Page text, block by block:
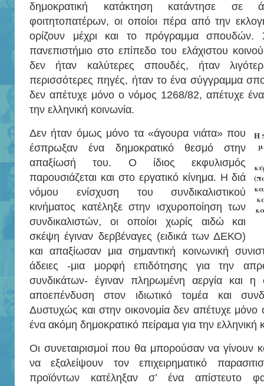
δημοκρατική κατάκτηση κατάντησε σε
φοιτητοπατέρων, οι οποίοι πέρα από την
ορίζουν μέχρι και το πρόγραμμα σπουδών.
πανεπιστήμιο στο επίπεδο του ελάχιστου
δεν ήταν καλύτερες σπουδές, ήταν
περισσότερες πηγές, ήταν το ένα σύγγραμμα
δεν απέτυχε μόνο ο νόμος 1268/82, απέτυχε ένα
την ελληνική κοινωνία.
Η
Δεν ήταν όμως μόνο τα «άγουρα νιάτα» που
έσπρωξαν ένα δημοκρατικό θεσμό στην
απαξίωσή του. Ο ίδιος εκφυλισμός
παρουσιάζεται και στο εργατικό κίνημα. Η διά
νόμου ενίσχυση του συνδικαλιστικού
κινήματος κατέληξε στην ισχυροποίηση των
συνδικαλιστών, οι οποίοι χωρίς αιδώ και
σκέψη έγιναν δερβέναγες (ειδικά των ΔΕΚΟ)
και απαξίωσαν μια σημαντική κοινωνική
άδειες -μια μορφή επιδότησης για την
συνδικάτων- έγιναν πληρωμένη αεργία και η
αποεπένδυση στον ιδιωτικό τομέα και
Δυστυχώς και στην οικονομία δεν απέτυχε
ένα ακόμη δημοκρατικό πείραμα για την ελληνική
Οι συνεταιρισμοί που θα μπορούσαν να γίνουν
να εξαλείψουν τον επιχειρηματικό
προϊόντων κατέληξαν σ’ ένα απίστευτο